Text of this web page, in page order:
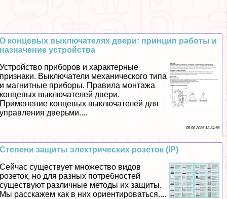
О концевых выключателях двери: принцип работы и
назначение устройства
Устройство приборов и хаpaктерные
признаки. Выключатели механического типа
и магнитные приборы. Правила монтажа
концевых выключателей двери.
Применение концевых выключателей для
управления дверьми....
08 08 2026 12:24:56
Степени защиты электрических розеток (IP)
Сейчас существует множество видов
розеток, но для разных потребностей
существуют различные методы их защиты.
Мы расскажем как в них ориентироваться....